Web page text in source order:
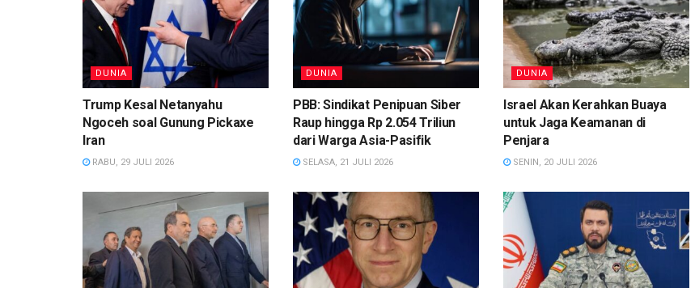
DUNIA
Trump Kesal Netanyahu
Ngoceh soal Gunung Pickaxe
Iran
RABU, 29 JULI 2026
DUNIA
PBB: Sindikat Penipuan Siber
Raup hingga Rp 2.054 Triliun
dari Warga Asia-Pasifik
SELASA, 21 JULI 2026
DUNIA
Israel Akan Kerahkan Buaya
untuk Jaga Keamanan di
Penjara
SENIN, 20 JULI 2026